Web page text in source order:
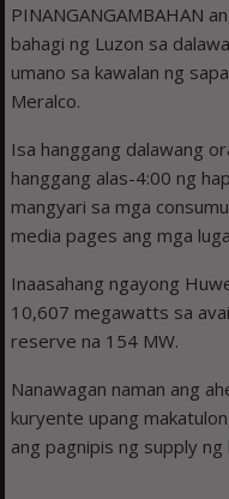
PINANGANGAMBAHAN
bahagi ng Luzon sa
umano sa kawalan ng
Meralco.
Isa hanggang dalawang
hanggang alas-4:00 ng
mangyari sa mga
media pages ang mga
Inaasahang ngayong
10,607 megawatts sa
reserve na 154 MW.
Nanawagan naman ang
kuryente upang
ang pagnipis ng supply